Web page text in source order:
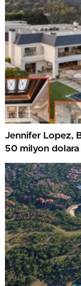
Jennifer Lopez,
50 milyon dolara